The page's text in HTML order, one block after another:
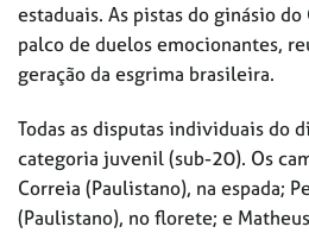
estaduais. As pistas do ginásio
palco de duelos emocionantes,
geração da esgrima brasileira.
Todas as disputas individuais do
categoria juvenil (sub-20). Os
Correia (Paulistano), na espada;
(Paulistano), no florete; e